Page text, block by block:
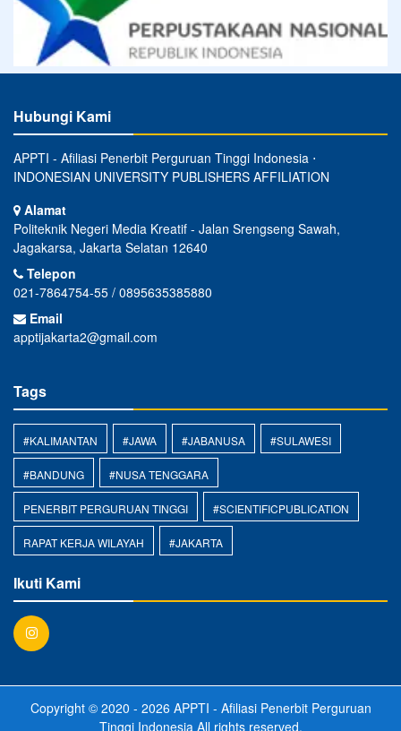
Hubungi Kami
APPTI - Afiliasi Penerbit Perguruan Tinggi Indonesia ⋅
INDONESIAN UNIVERSITY PUBLISHERS AFFILIATION
Alamat
Politeknik Negeri Media Kreatif - Jalan Srengseng Sawah,
Jagakarsa, Jakarta Selatan 12640
Telepon
021-7864754-55 / 0895635385880
Email
apptijakarta2@gmail.com
Tags
#KALIMANTAN #JAWA #JABANUSA #SULAWESI
#BANDUNG #NUSA TENGGARA
PENERBIT PERGURUAN TINGGI #SCIENTIFICPUBLICATION
RAPAT KERJA WILAYAH #JAKARTA
Ikuti Kami
Copyright © 2020 - 2026 APPTI - Afiliasi Penerbit Perguruan
Tinggi Indonesia All rights reserved.